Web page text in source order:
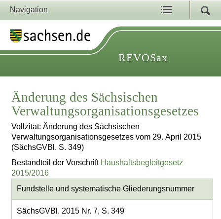
Navigation
REVOSax
Änderung des Sächsischen
Verwaltungsorganisationsgesetzes
Vollzitat: Änderung des Sächsischen
Verwaltungsorganisationsgesetzes vom 29. April 2015
(SächsGVBl. S. 349)
Bestandteil der Vorschrift Haushaltsbegleitgesetz
2015/2016
Fundstelle und systematische Gliederungsnummer
SächsGVBl. 2015 Nr. 7, S. 349